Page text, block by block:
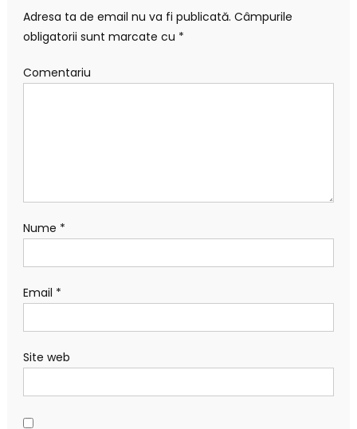
Adresa ta de email nu va fi publicată. Câmpurile
obligatorii sunt marcate cu *
Comentariu
Nume *
Email *
Site web